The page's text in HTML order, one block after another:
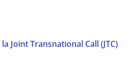
Joint Transnational Call (JTC)